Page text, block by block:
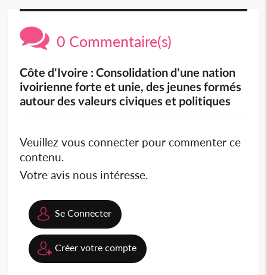
0 Commentaire(s)
Côte d'Ivoire : Consolidation d'une nation
ivoirienne forte et unie, des jeunes formés
autour des valeurs civiques et politiques
Veuillez vous connecter pour commenter ce
contenu.
Votre avis nous intéresse.
Se Connecter
Créer votre compte